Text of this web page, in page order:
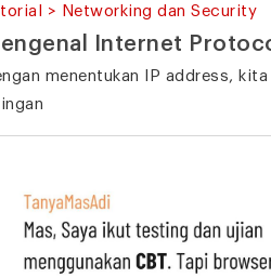
> Networking dan Security
Internet
menentukan IP address,